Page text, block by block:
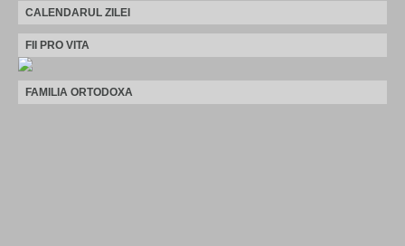
CALENDARUL ZILEI
FII PRO VITA
FAMILIA ORTODOXA